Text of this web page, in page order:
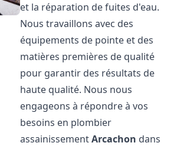
et la réparation de fuites d'eau.
Nous travaillons avec des
équipements de pointe et des
matières premières de qualité
pour garantir des résultats de
haute qualité. Nous nous
engageons à répondre à vos
besoins en plombier
assainissementArcachon dans